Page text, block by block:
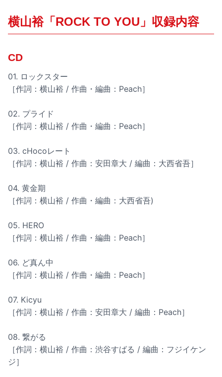
横山裕「ROCK TO YOU」収録内容
CD
01. ロックスター
［作詞：横山裕 / 作曲・編曲：Peach］
02. プライド
［作詞：横山裕 / 作曲・編曲：Peach］
03. cHocoレート
［作詞：横山裕 / 作曲：安田章大 / 編曲：大西省吾］
04. 黄金期
［作詞：横山裕 / 作曲・編曲：大西省吾)
05. HERO
［作詞：横山裕 / 作曲・編曲：Peach］
06. ど真ん中
［作詞：横山裕 / 作曲・編曲：Peach］
07. Kicyu
［作詞：横山裕 / 作曲：安田章大 / 編曲：Peach］
08. 繋がる
［作詞：横山裕 / 作曲：渋谷すばる / 編曲：フジイケン
ジ］